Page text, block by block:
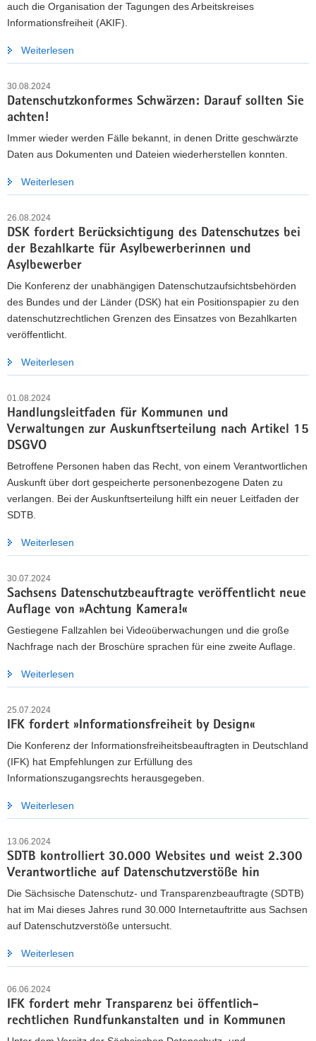
auch die Organisation der Tagungen des Arbeitskreises
Informationsfreiheit (AKIF).
Weiterlesen
30.08.2024
Datenschutzkonformes Schwärzen: Darauf sollten Sie
achten!
Immer wieder werden Fälle bekannt, in denen Dritte geschwärzte
Daten aus Dokumenten und Dateien wiederherstellen konnten.
Weiterlesen
26.08.2024
DSK fordert Berücksichtigung des Datenschutzes bei
der Bezahlkarte für Asylbewerberinnen und
Asylbewerber
Die Konferenz der unabhängigen Datenschutzaufsichtsbehörden
des Bundes und der Länder (DSK) hat ein Positionspapier zu den
datenschutzrechtlichen Grenzen des Einsatzes von Bezahlkarten
veröffentlicht.
Weiterlesen
01.08.2024
Handlungsleitfaden für Kommunen und
Verwaltungen zur Auskunftserteilung nach Artikel 15
DSGVO
Betroffene Personen haben das Recht, von einem Verantwortlichen
Auskunft über dort gespeicherte personenbezogene Daten zu
verlangen. Bei der Auskunftserteilung hilft ein neuer Leitfaden der
SDTB.
Weiterlesen
30.07.2024
Sachsens Datenschutzbeauftragte veröffentlicht neue
Auflage von »Achtung Kamera!«
Gestiegene Fallzahlen bei Videoüberwachungen und die große
Nachfrage nach der Broschüre sprachen für eine zweite Auflage.
Weiterlesen
25.07.2024
IFK fordert »Informationsfreiheit by Design«
Die Konferenz der Informationsfreiheitsbeauftragten in Deutschland
(IFK) hat Empfehlungen zur Erfüllung des
Informationszugangsrechts herausgegeben.
Weiterlesen
13.06.2024
SDTB kontrolliert 30.000 Websites und weist 2.300
Verantwortliche auf Datenschutzverstöße hin
Die Sächsische Datenschutz- und Transparenzbeauftragte (SDTB)
hat im Mai dieses Jahres rund 30.000 Internetauftritte aus Sachsen
auf Datenschutzverstöße untersucht.
Weiterlesen
06.06.2024
IFK fordert mehr Transparenz bei öffentlich-
rechtlichen Rundfunkanstalten und in Kommunen